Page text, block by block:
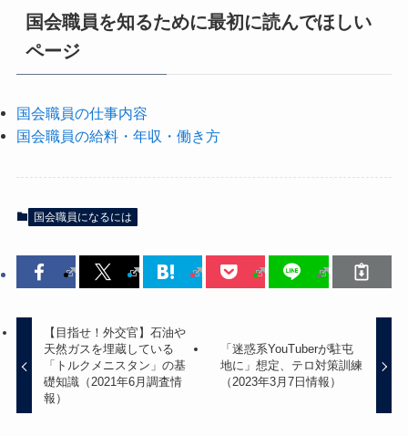
国会職員を知るために最初に読んでほしい
ページ
国会職員の仕事内容
国会職員の給料・年収・働き方
国会職員になるには
【目指せ！外交官】石油や
天然ガスを埋蔵している
「トルクメニスタン」の基
礎知識（2021年6月調査情
報）
「迷惑系YouTuberが駐屯
地に」想定、テロ対策訓練
（2023年3月7日情報）